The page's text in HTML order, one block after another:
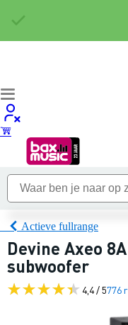
Actieve fullrange
Devine Axeo
subwoofer
4,4 / 5776